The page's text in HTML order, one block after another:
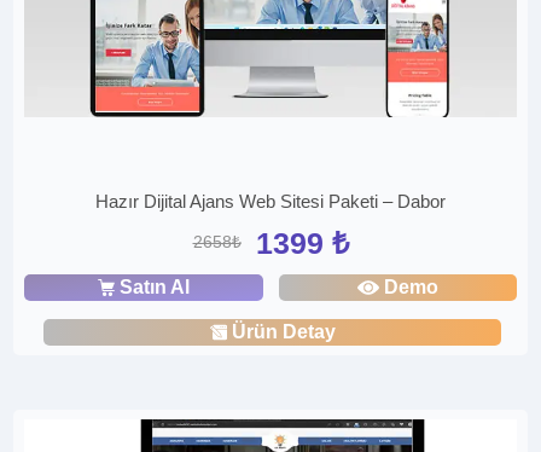
Hazır Dijital Ajans Web Sitesi Paketi – Dabor
2658₺ 1399 ₺
Satın Al Demo
Ürün Detay